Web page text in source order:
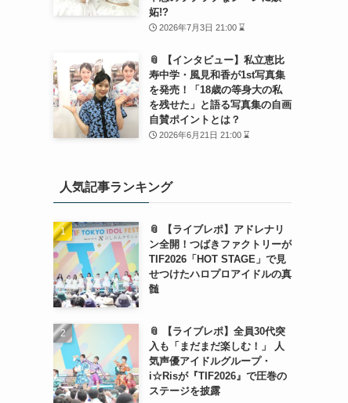
妬!?
2026年7月3日 21:00 ⌛
📎 【インタビュー】私立恵比
寿中学・風見和香が1st写真集
を発売！「18歳の等身大の私
を残せた」と語る写真集の自画
自賛ポイントとは？
2026年6月21日 21:00 ⌛
人気記事ランキング
📎 【ライブレポ】アドレナリ
ン全開！つばきファクトリーが
TIF2026「HOT STAGE」で見
せつけたハロプロアイドルの真
髄
📎 【ライブレポ】全員30代突
入も「まだまだ楽しむ！」 人
気声優アイドルグループ・
i☆Risが『TIF2026』で圧巻の
ステージを披露